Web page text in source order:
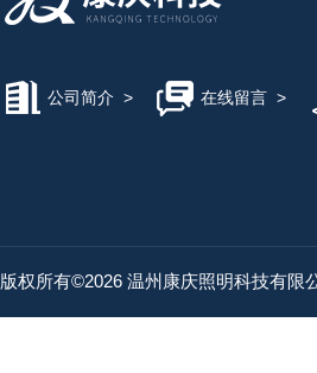
公司简介 > 在线留言>
版权所有©2026 温州康庆照明科技有限